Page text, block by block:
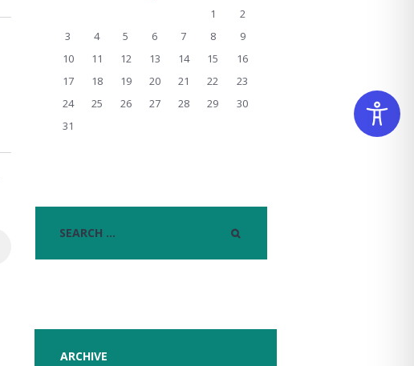
1
2
3
4 5 6 7 8
9
10
11 12 13 14 15
16
17
18 19 20 21 22
23
24
25 26 27 28 29
30
31
ARCHIVE